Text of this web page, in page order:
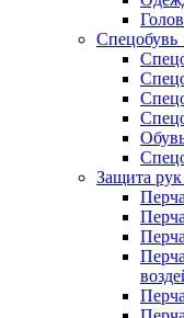
Спецобувь
Защита рук